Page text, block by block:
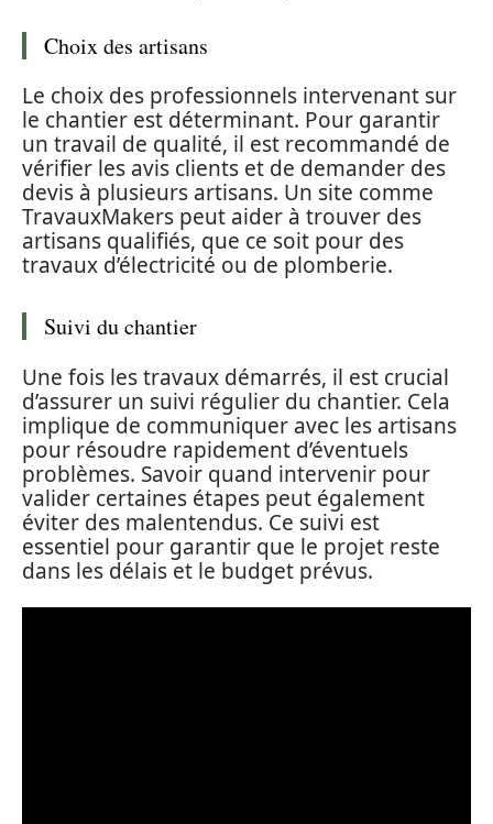
Choix des artisans
Le choix des professionnels intervenant sur
le chantier est déterminant. Pour garantir
un travail de qualité, il est recommandé de
vérifier les avis clients et de demander des
devis à plusieurs artisans. Un site comme
TravauxMakers peut aider à trouver des
artisans qualifiés, que ce soit pour des
travaux d’électricité ou de plomberie.
Suivi du chantier
Une fois les travaux démarrés, il est crucial
d’assurer un suivi régulier du chantier. Cela
implique de communiquer avec les artisans
pour résoudre rapidement d’éventuels
problèmes. Savoir quand intervenir pour
valider certaines étapes peut également
éviter des malentendus. Ce suivi est
essentiel pour garantir que le projet reste
dans les délais et le budget prévus.